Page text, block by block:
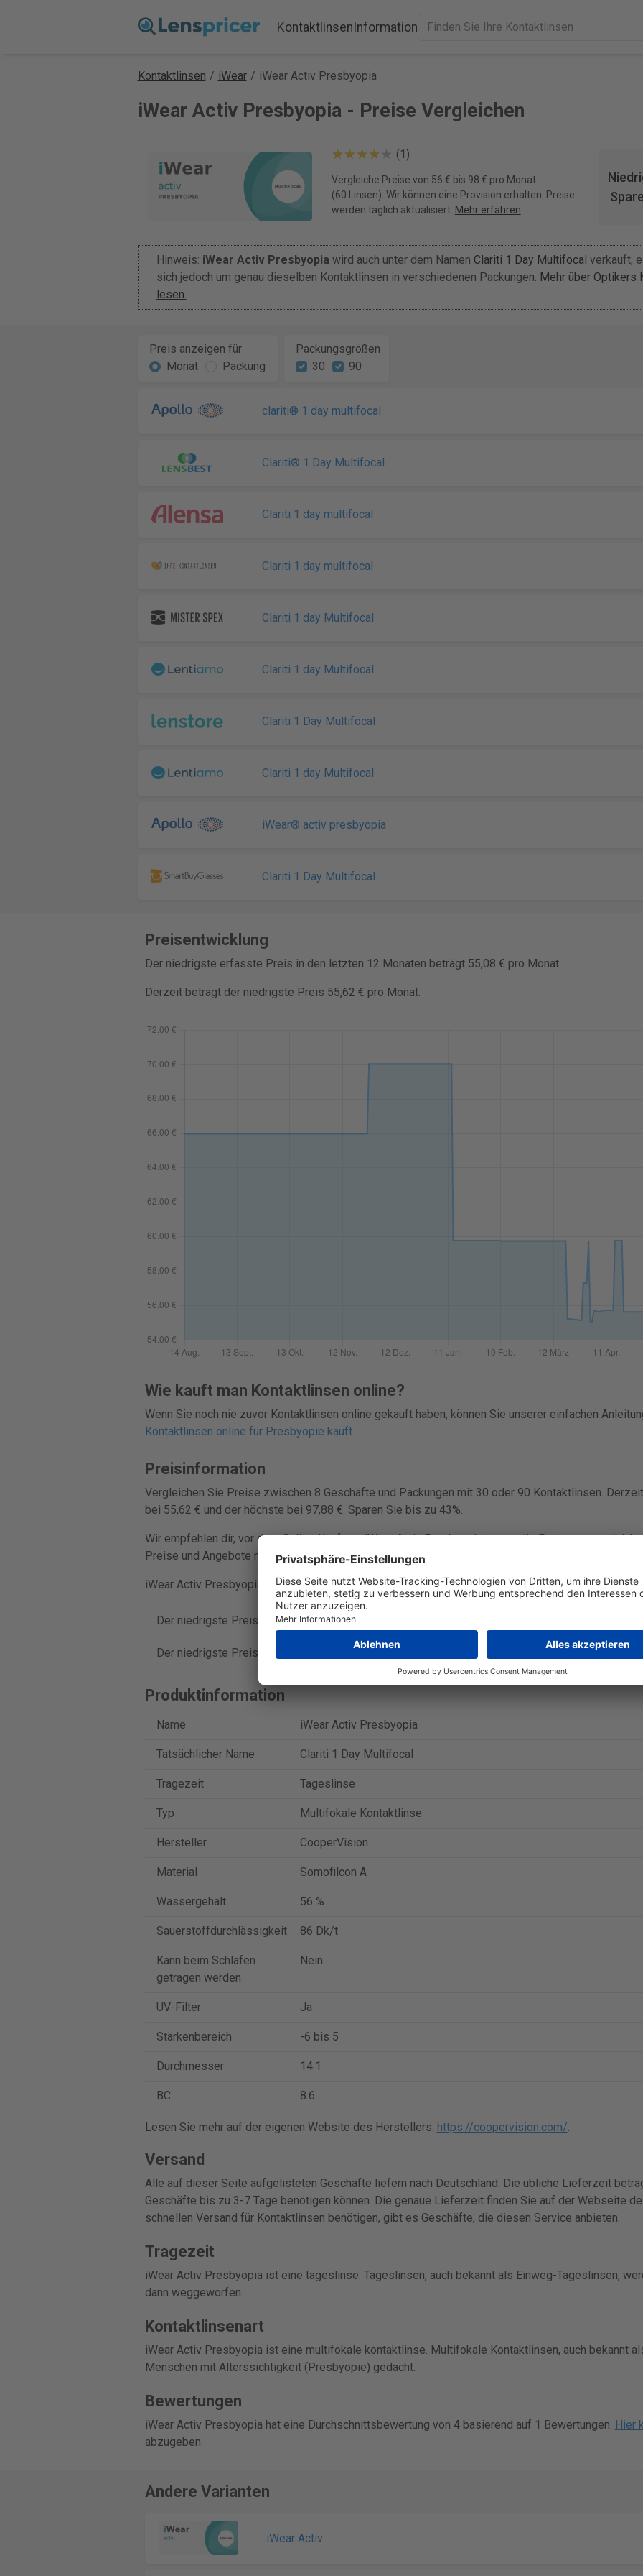
KontaktlinsenInformation
Kontaktlinsen / iWear / iWear Activ Presbyopia
iWear Activ Presbyopia - Preise Vergleichen
(1)
Vergleiche Preise von 56 € bis 98 € pro Monat
(60 Linsen). Wir können eine Provision erhalten. Preise
werden täglich aktualisiert. Mehr erfahren
Hinweis: iWear Activ Presbyopia wird auch unter dem Namen Clariti 1 Day Multifocal verkauft,
sich jedoch um genau dieselben Kontaktlinsen in verschiedenen Packungen. Mehr über Optikers
lesen.
Preis anzeigen für
Monat
Packung
Packungsgrößen
30
90
clariti® 1 day multifocal
Clariti® 1 Day Multifocal
Clariti 1 day multifocal
Clariti 1 day multifocal
Clariti 1 day Multifocal
Clariti 1 day Multifocal
Clariti 1 Day Multifocal
Clariti 1 day Multifocal
iWear® activ presbyopia
Clariti 1 Day Multifocal
Preisentwicklung
Der niedrigste erfasste Preis in den letzten 12 Monaten beträgt 55,08 € pro Monat.
Derzeit beträgt der niedrigste Preis 55,62 € pro Monat.
Wie kauft man Kontaktlinsen online?
Wenn Sie noch nie zuvor Kontaktlinsen online gekauft haben, können Sie unserer einfachen
Kontaktlinsen online für Presbyopie kauft.
Preisinformation
Vergleichen Sie Preise zwischen 8 Geschäfte und Packungen mit 30 oder 90 Kontaktlinsen.
bei 55,62 € und der höchste bei 97,88 €. Sparen Sie bis zu 43%.
Wir empfehlen dir, vor dem Online-Kauf von iWear Activ Presbyopia immer die Preise zu
Preise und Angebote mehrerer Händler, damit du schnell wettbewerbsfähige Preise findest und
iWear Activ Presbyopia wird in Packungen mit 30 oder 90 Kontaktlinsen verkauft.
Der niedrigste Preis für iWear Activ Presbyopia (30 Linsen) beträgt 27,81 €.
Der niedrigste Preis für iWear Activ Presbyopia (90 Linsen) beträgt 116,90 €. Zum Angebot bei
Produktinformation
Name iWear Activ Presbyopia
Tatsächlicher Name Clariti 1 Day Multifocal
Tragezeit Tageslinse
Typ Multifokale Kontaktlinse
Hersteller CooperVision
Material Somofilcon A
Wassergehalt 56 %
Sauerstoffdurchlässigkeit 86 Dk/t
Kann beim Schlafen
getragen werden
Nein
UV-Filter Ja
Stärkenbereich -6 bis 5
Durchmesser 14.1
BC 8.6
Lesen Sie mehr auf der eigenen Website des Herstellers: https://coopervision.com/.
Versand
Alle auf dieser Seite aufgelisteten Geschäfte liefern nach Deutschland. Die übliche Lieferzeit
Geschäfte bis zu 3-7 Tage benötigen können. Die genaue Lieferzeit finden Sie auf der Webseite
schnellen Versand für Kontaktlinsen benötigen, gibt es Geschäfte, die diesen Service anbieten.
Tragezeit
iWear Activ Presbyopia ist eine tageslinse. Tageslinsen, auch bekannt als Einweg-Tageslinsen,
dann weggeworfen.
Kontaktlinsenart
iWear Activ Presbyopia ist eine multifokale kontaktlinse. Multifokale Kontaktlinsen, auch bekannt
Menschen mit Alterssichtigkeit (Presbyopie) gedacht.
Bewertungen
iWear Activ Presbyopia hat eine Durchschnittsbewertung von 4 basierend auf 1 Bewertungen. Hier
abzugeben.
Andere Varianten
iWear Activ